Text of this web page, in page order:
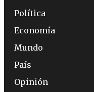
Política
Economía
Mundo
País
Opinión